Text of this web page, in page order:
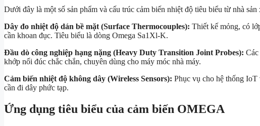
Dưới đây là một số sản phẩm và cấu trúc cảm biến nhiệt độ tiêu biểu từ nhà
Dây đo nhiệt độ dán bề mặt (Surface Thermocouples): Thiết kế mỏng, có
cần khoan đục. Tiêu biểu là dòng Omega Sa1Xl-K.
Đầu dò công nghiệp hạng nặng (Heavy Duty Transition Joint Probes):
khớp nối đúc chắc chắn, chuyên dùng cho máy móc nhà máy.
Cảm biến nhiệt độ không dây (Wireless Sensors): Phục vụ cho hệ thống
cần đi dây phức tạp.
Ứng dụng tiêu biểu của cảm biến OMEGA